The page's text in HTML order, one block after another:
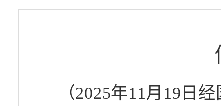
（2025年11月19日